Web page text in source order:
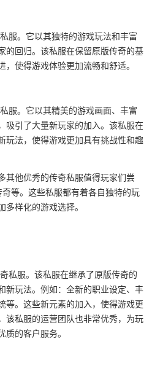
服。它以其独特的游戏玩法和丰富
的回归。该私服在保留原版传奇的基
使得游戏体验更加流畅和舒适。
服。它以其精美的游戏画面、丰富
吸引了大量新玩家的加入。该私服在
玩法，使得游戏更加具有挑战性和趣
其他优秀的传奇私服值得玩家们尝
等。这些私服都有着各自独特的玩
多样化的游戏选择。
私服。该私服在继承了原版传奇的
新玩法。例如：全新的职业设定、丰
等。这些新元素的加入，使得游戏更
该私服的运营团队也非常优秀，为玩
质的客户服务。